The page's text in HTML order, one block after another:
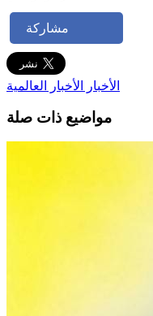
مشاركة
الأخبار الأخبار العالمية
مواضيع ذات صلة